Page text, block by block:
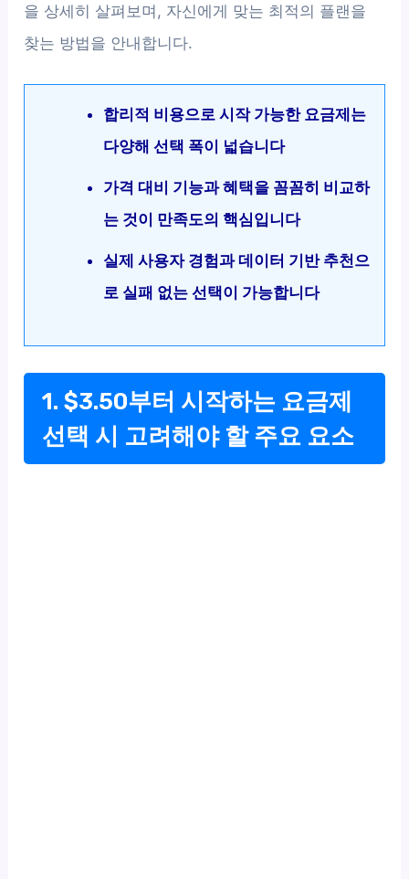
을 상세히 살펴보며, 자신에게 맞는 최적의 플랜을
찾는 방법을 안내합니다.
합리적 비용으로 시작 가능한 요금제는
다양해 선택 폭이 넓습니다
가격 대비 기능과 혜택을 꼼꼼히 비교하
는 것이 만족도의 핵심입니다
실제 사용자 경험과 데이터 기반 추천으
로 실패 없는 선택이 가능합니다
1. $3.50부터 시작하는 요금제
선택 시 고려해야 할 주요 요소